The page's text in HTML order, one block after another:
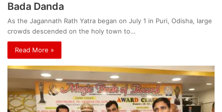
Bada Danda
As the Jagannath Rath Yatra began on July 1 in Puri, Odisha, large
crowds descended on the holy town to…
Read More »